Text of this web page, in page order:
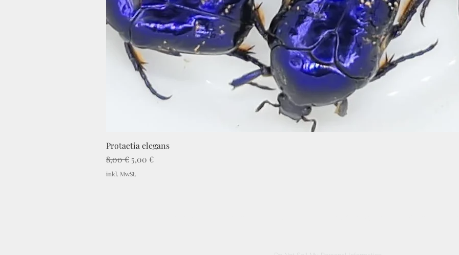
Protaetia elegans
Standardpreis
8,00 € Sale-Preis
5,00 €
inkl. MwSt.